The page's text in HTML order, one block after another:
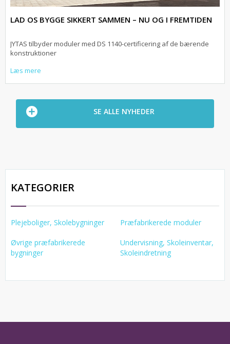
LAD OS BYGGE SIKKERT SAMMEN – NU OG I FREMTIDEN
JYTAS tilbyder moduler med DS 1140-certificering af de bærende
konstruktioner
Læs mere
SE ALLE NYHEDER
KATEGORIER
Plejeboliger, Skolebygninger
Øvrige præfabrikerede
bygninger
Præfabrikerede moduler
Undervisning, Skoleinventar,
Skoleindretning